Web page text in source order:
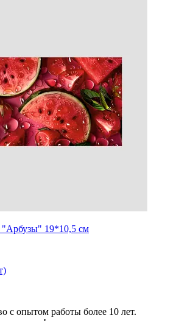
"Арбузы" 19*10,5 см
с опытом работы более 10 лет.